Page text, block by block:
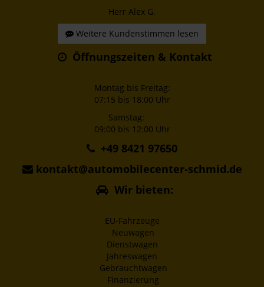
Herr Alex G.
Weitere Kundenstimmen lesen
Öffnungszeiten & Kontakt
Montag bis Freitag:
07:15 bis 18:00 Uhr
Samstag:
09:00 bis 12:00 Uhr
+49 8421 97650
kontakt@automobilecenter-schmid.de
Wir bieten:
EU-Fahrzeuge
Neuwagen
Dienstwagen
Jahreswagen
Gebrauchtwagen
Finanzierung